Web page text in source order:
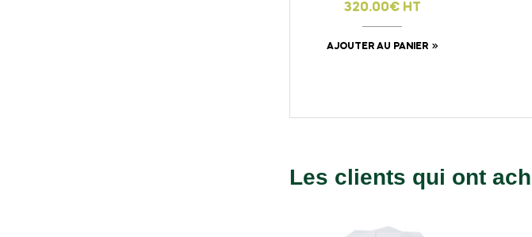
320.00€ HT
AJOUTER AU PANIER
Les clients qui ont